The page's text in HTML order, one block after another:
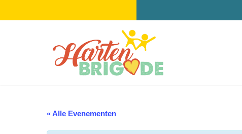
« Alle Evenementen